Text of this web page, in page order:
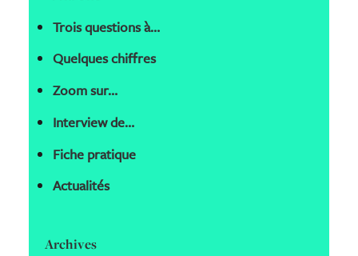
Trois questions à…
Quelques chiffres
Zoom sur…
Interview de…
Fiche pratique
Actualités
Archives